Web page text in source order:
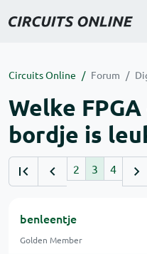
Circuits Online Forum
Welke
bordje is
2 3 4
benleentje
Golden Member